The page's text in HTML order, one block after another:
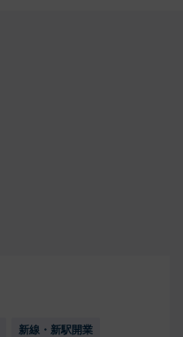
新線・新駅開業